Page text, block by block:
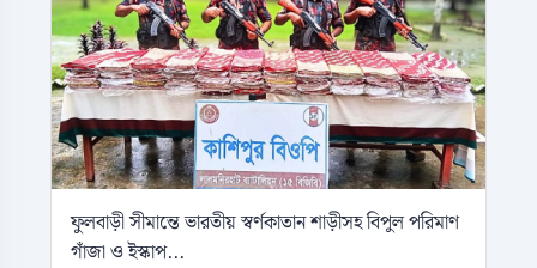
ফুলবাড়ী সীমান্তে ভারতীয় স্বর্ণকাতান শাড়ীসহ বিপুল পরিমাণ
গাঁজা ও ইস্কাপ...